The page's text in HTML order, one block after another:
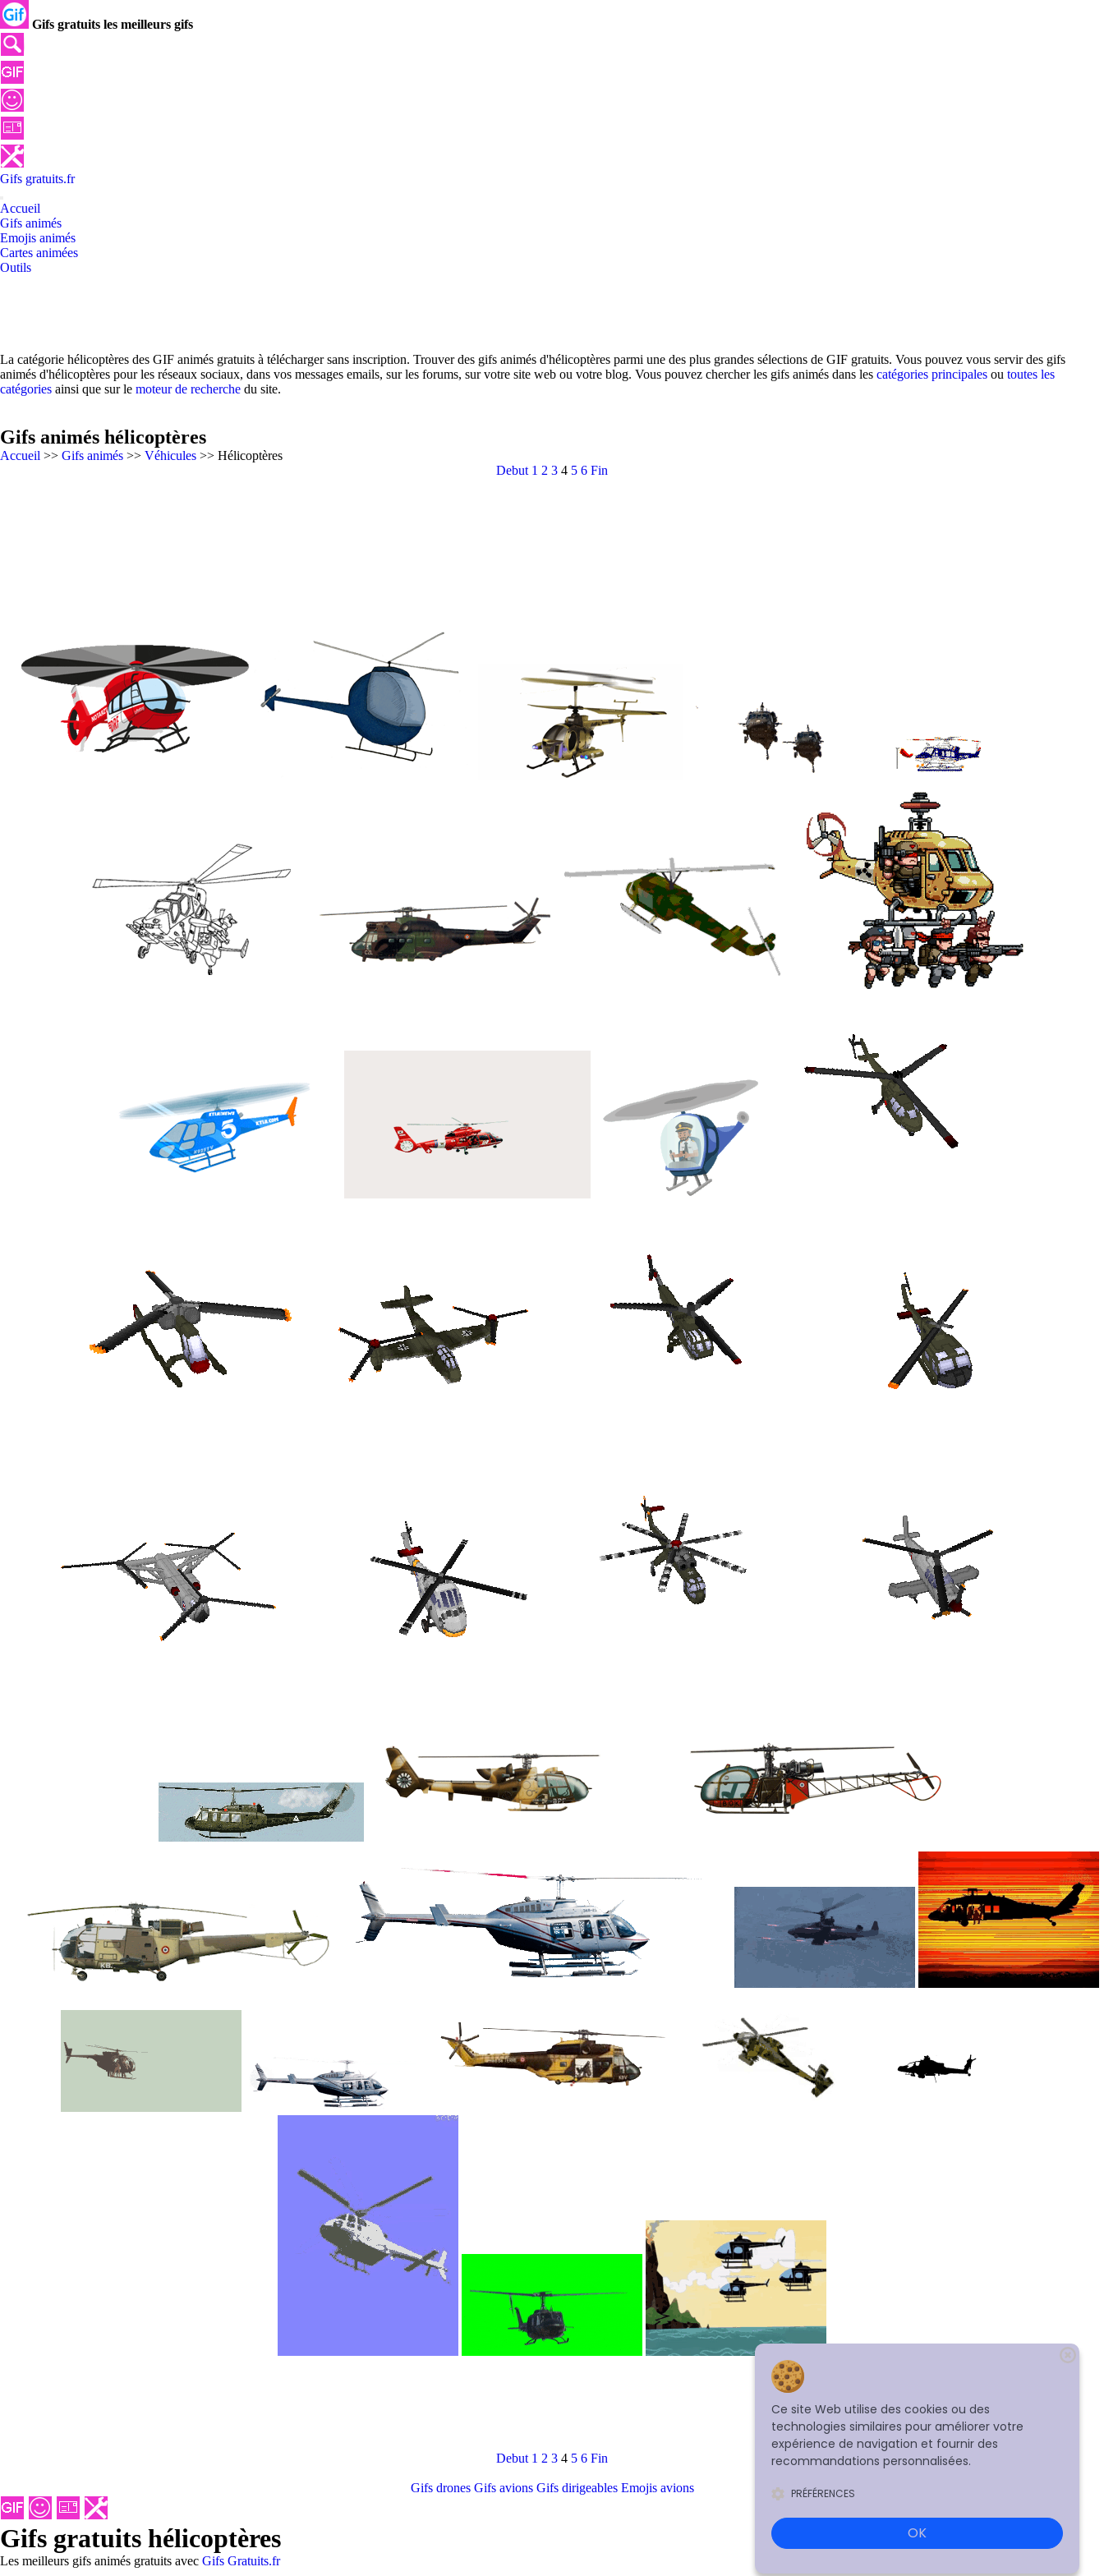
Gifs gratuits les meilleurs gifs
Gifs gratuits.fr
Accueil
Gifs animés
Emojis animés
Cartes animées
Outils
La catégorie hélicoptères des GIF animés gratuits à télécharger sans inscription. Trouver des gifs animés d'hélicoptères parmi une des plus grandes sélections de GIF gratuits. Vous pouvez vous servir des gifs
animés d'hélicoptères pour les réseaux sociaux, dans vos messages emails, sur les forums, sur votre site web ou votre blog. Vous pouvez chercher les gifs animés dans les catégories principales ou toutes les
catégories ainsi que sur le moteur de recherche du site.
Gifs animés hélicoptères
Accueil >> Gifs animés >> Véhicules >> Hélicoptères
Debut 1 2 3 4 5 6 Fin
Debut 1 2 3 4 5 6 Fin
Gifs drones Gifs avions Gifs dirigeables Emojis avions
Gifs gratuits hélicoptères
Les meilleurs gifs animés gratuits avec Gifs Gratuits.fr
Ce site Web utilise des cookies ou des
technologies similaires pour améliorer votre
expérience de navigation et fournir des
recommandations personnalisées.
PRÉFÉRENCES
OK